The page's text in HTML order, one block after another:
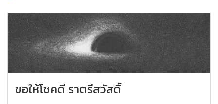
ขอให้โชคดี ราตรีสวัสดิ์